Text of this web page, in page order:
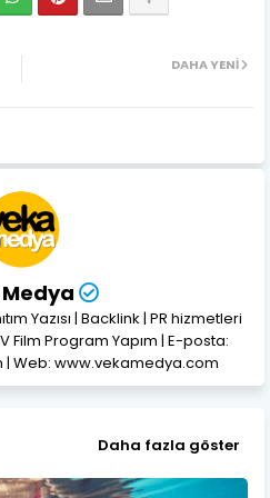
DAHA YENI
Yazısı | Backlink | PR hizmetleri
Film Program Yapım | E-posta:
Web: www.vekamedya.com
Daha fazla göster